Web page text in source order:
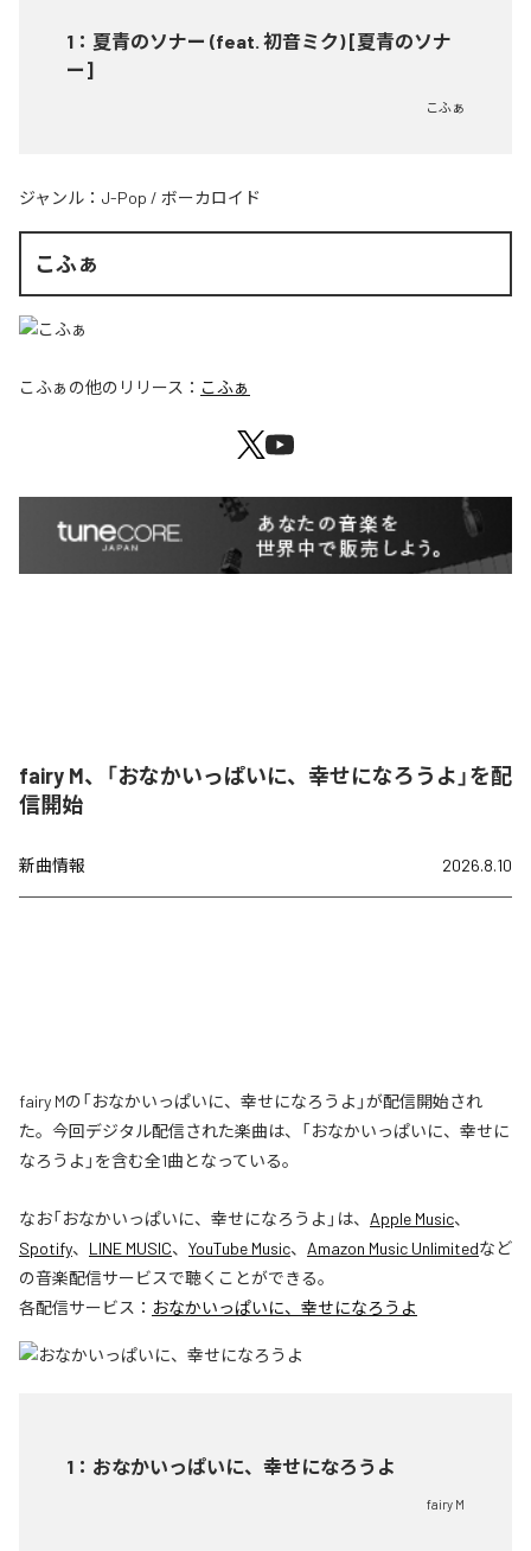
1 ： 夏青のソナー (feat. 初音ミク) [夏青のソナ
ー]
こふぁ
ジャンル： J-Pop / ボーカロイド
こふぁ
こふぁ の他のリリース： こふぁ
fairy M、「おなかいっぱいに、幸せになろうよ」を配
信開始
新曲情報 2026.8.10
fairy Mの「おなかいっぱいに、幸せになろうよ」が配信開始され
た。今回デジタル配信された楽曲は、「おなかいっぱいに、幸せに
なろうよ」を含む全1曲となっている。
なお「おなかいっぱいに、幸せになろうよ 」は、 Apple Music、
Spotify、 LINE MUSIC、 YouTube Music、 Amazon Music Unlimitedなど
の音楽配信サービスで聴くことができる。
各配信サービス： おなかいっぱいに、幸せになろうよ
1 ： おなかいっぱいに、幸せになろうよ
fairy M